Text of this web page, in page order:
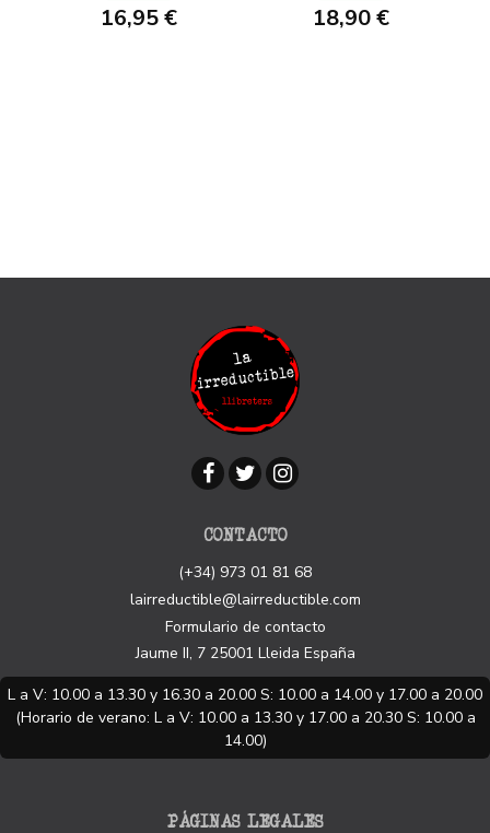
16,95 € 18,90 €
CONTACTO
(+34) 973 01 81 68
lairreductible@lairreductible.com
Formulario de contacto
Jaume II, 7 25001 Lleida España
L a V: 10.00 a 13.30 y 16.30 a 20.00 S: 10.00 a 14.00 y 17.00 a 20.00
(Horario de verano: L a V: 10.00 a 13.30 y 17.00 a 20.30 S: 10.00 a
14.00)
PÁGINAS LEGALES